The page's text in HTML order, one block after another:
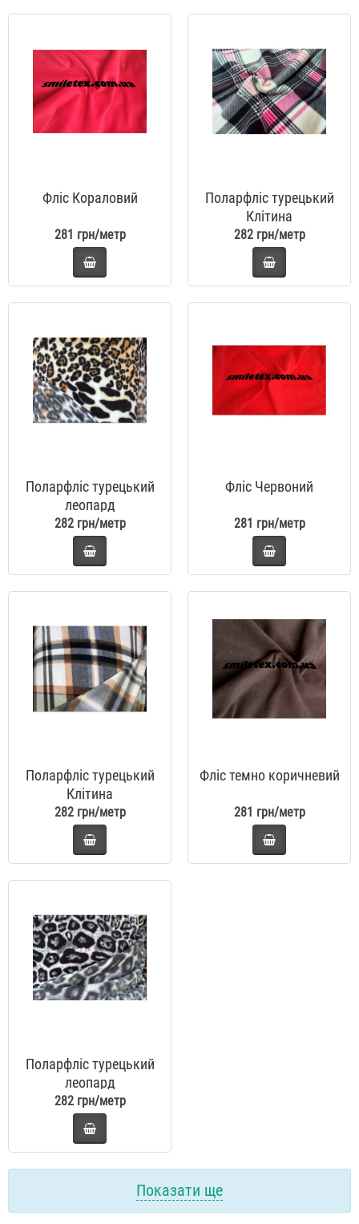
Фліс Кораловий
281 грн/метр
Поларфліс турецький
Клітина
282 грн/метр
Поларфліс турецький
леопард
282 грн/метр
Фліс Червоний
281 грн/метр
Поларфліс турецький
Клітина
282 грн/метр
Фліс темно коричневий
281 грн/метр
Поларфліс турецький
леопард
282 грн/метр
Показати ще